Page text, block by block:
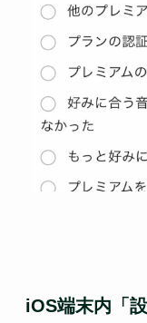
iOS端末内「